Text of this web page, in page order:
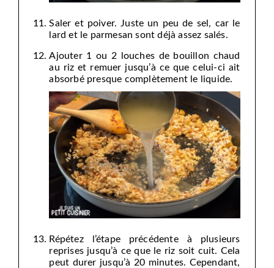
Saler et poiver. Juste un peu de sel, car le
lard et le parmesan sont déjà assez salés.
Ajouter 1 ou 2 louches de bouillon chaud
au riz et remuer jusqu’à ce que celui-ci ait
absorbé presque complètement le liquide.
Répétez l’étape précédente à plusieurs
reprises jusqu’à ce que le riz soit cuit. Cela
peut durer jusqu’à 20 minutes. Cependant,